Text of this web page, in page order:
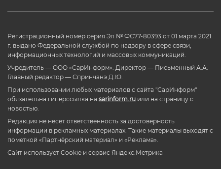
Регистрационный номер серия Эл № ФС77-80393 от 01 марта 2021
г. выдано Федеральной службой по надзору в сфере связи,
информационных технологий и массовых коммуникаций.
Учредитель — ООО «СарИнформ». Директор — Письменный А.А.
Главный редактор — Спринчанэ Д.Ю.
При использовании любых материалов с сайта "СарИнформ"
обязательна гиперссылка на sarinform.ru или на страницу с
новостью.
Редакция не несет ответственность за достоверность
информации в рекламных материалах. Такие материалы выходят с
пометкой «Партнёрский материал» и «Реклама».
Сайт использует Cookie и сервиc Яндекс.Метрика